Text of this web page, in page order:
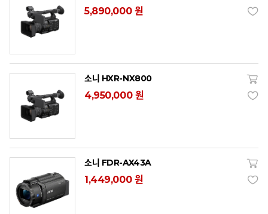
5,890,000 원
소니 HXR-NX800
4,950,000 원
소니 FDR-AX43A
1,449,000 원